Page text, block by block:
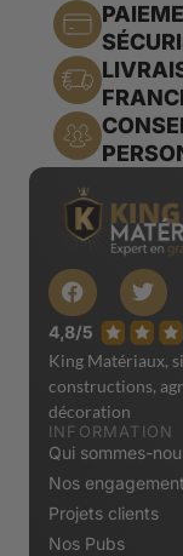
King Matériaux,
constructions,
décoration
INFORMATION
Qui sommes-
Nos
Projets clients
Nos Pubs